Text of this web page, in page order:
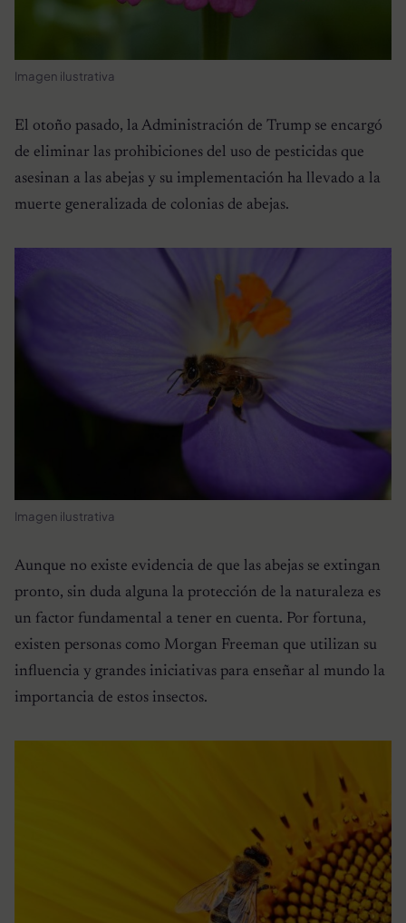
Imagen ilustrativa
El otoño pasado, la Administración de Trump se encargó
de eliminar las prohibiciones del uso de pesticidas que
asesinan a las abejas y su implementación ha llevado a la
muerte generalizada de colonias de abejas.
Imagen ilustrativa
Aunque no existe evidencia de que las abejas se extingan
pronto, sin duda alguna la protección de la naturaleza es
un factor fundamental a tener en cuenta. Por fortuna,
existen personas como Morgan Freeman que utilizan su
influencia y grandes iniciativas para enseñar al mundo la
importancia de estos insectos.